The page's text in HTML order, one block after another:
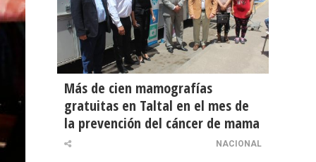
Más de cien mamografías
gratuitas en Taltal en el mes de
la prevención del cáncer de mama
NACIONAL